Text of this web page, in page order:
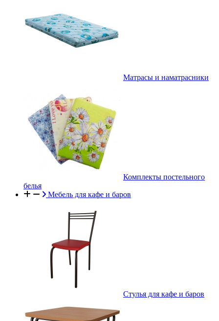
Матрасы и наматрасники
Комплекты постельного
белья
Мебель для кафе и баров
Стулья для кафе и баров